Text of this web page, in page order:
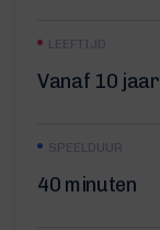
LEEFTIJD
Vanaf 10 jaar
SPEELDUUR
40 minuten